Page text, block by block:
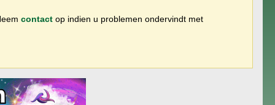
contact op indien u problemen ondervindt met